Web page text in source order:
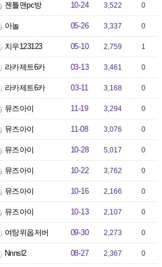
젠틀맨pc방 10-24 3,522 0
아놀 05-26 3,337 0
치우123123 05-10 2,759 1
라카제트6카 03-13 3,461 0
라카제트6카 03-11 3,168 0
뮤즈아이 11-19 3,294 0
뮤즈아이 11-08 3,076 0
뮤즈아이 10-28 5,017 0
뮤즈아이 10-22 3,762 0
뮤즈아이 10-16 2,166 0
뮤즈아이 10-13 2,107 0
여탕위옵저버 09-30 2,273 0
Nnnsl2 08-27 2,367 0